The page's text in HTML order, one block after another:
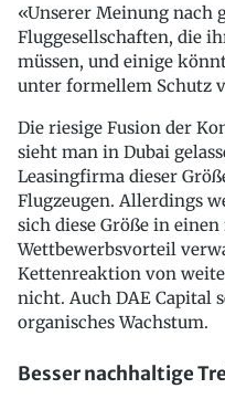
«Unserer Meinung nach
Fluggesellschaften, die
müssen, und einige
unter formellem Schutz
Die riesige Fusion der
sieht man in Dubai
Leasingfirma dieser
Flugzeugen. Allerdings
sich diese Größe in
Wettbewerbsvorteil
Kettenreaktion von
nicht. Auch DAE Capital
organisches Wachstum.
Besser nachhaltige